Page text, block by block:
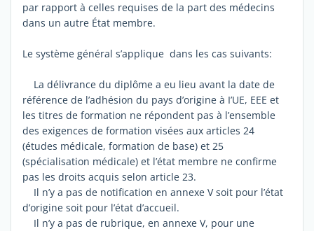
par rapport à celles requises de la part des médecins
dans un autre État membre.
Le système général s’applique dans les cas suivants:
La délivrance du diplôme a eu lieu avant la date de
référence de l’adhésion du pays d’origine à I’UE, EEE et
les titres de formation ne répondent pas à l’ensemble
des exigences de formation visées aux articles 24
(études médicale, formation de base) et 25
(spécialisation médicale) et l’état membre ne confirme
pas les droits acquis selon article 23.
Il n’y a pas de notification en annexe V soit pour l’état
d’origine soit pour l’état d’accueil.
Il n’y a pas de rubrique, en annexe V, pour une